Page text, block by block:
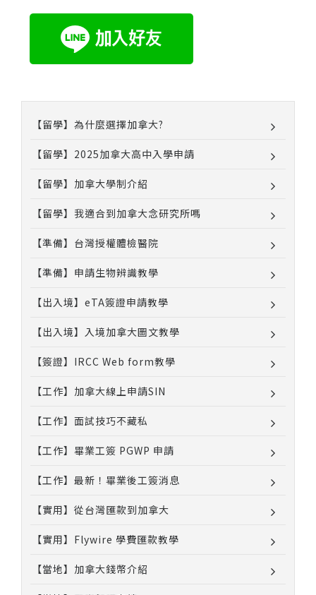
【留學】為什麼選擇加拿大?
【留學】2025加拿大高中入學申請
【留學】加拿大學制介紹
【留學】我適合到加拿大念研究所嗎
【準備】台灣授權體檢醫院
【準備】申請生物辨識教學
【出入境】eTA簽證申請教學
【出入境】入境加拿大圖文教學
【簽證】IRCC Web form教學
【工作】加拿大線上申請SIN
【工作】面試技巧不藏私
【工作】畢業工簽 PGWP 申請
【工作】最新！畢業後工簽消息
【實用】從台灣匯款到加拿大
【實用】Flywire 學費匯款教學
【當地】加拿大錢幣介紹